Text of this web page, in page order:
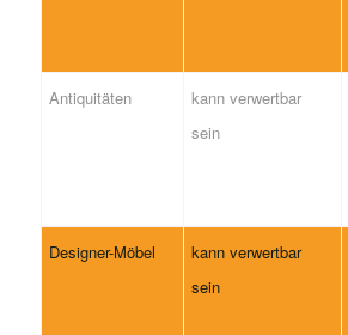
Antiquitäten
kann verwertbar
sein
Designer-Möbel
kann verwertbar
sein